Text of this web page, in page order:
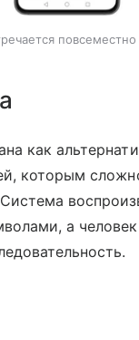
повсеместно
как
которым
а